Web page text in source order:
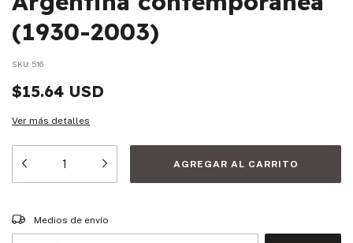
(1930-2003)
SKU: 516
$15.64 USD
Ver más detalles
Entregas para el CP:
Medios de envío